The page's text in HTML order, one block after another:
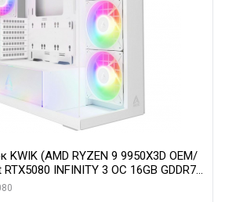
KWIK (AMD RYZEN 9 9950X3D OEM/
INFINITY 3 OC 16GB GDDR7
ГБ SSD)